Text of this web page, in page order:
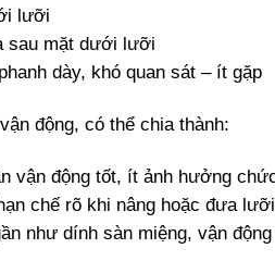
lưỡi
sau mặt dưới lưỡi
dày, khó quan sát – ít gặp
động, có thể chia thành:
vận động tốt, ít ảnh hưởng
chế rõ khi nâng hoặc đưa
như dính sàn miệng, vận